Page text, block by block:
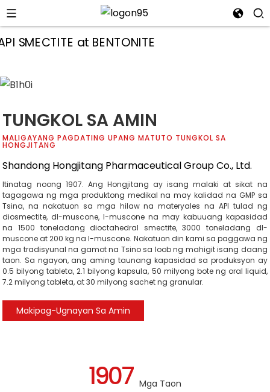
TUNGKOL SA AMIN
MALIGAYANG PAGDATING UPANG MATUTO TUNGKOL SA
HONGJITANG
Shandong Hongjitang Pharmaceutical Group Co., Ltd.
Itinatag noong 1907. Ang Hongjitang ay isang malaki at sikat na
tagagawa ng mga produktong medikal na may kalidad na GMP sa
Tsina, na nakatuon sa mga hilaw na materyales na API tulad ng
diosmectite, dl-muscone, l-muscone na may kabuuang kapasidad
na 1500 toneladang dioctahedral smectite, 3000 toneladang dl-
muscone at 200 kg na l-muscone. Nakatuon din kami sa paggawa ng
mga tradisyunal na gamot na Tsino sa loob ng mahigit isang daang
taon. Sa ngayon, ang aming taunang kapasidad sa produksyon ay
0.5 bilyong tableta, 2.1 bilyong kapsula, 50 milyong bote ng oral liquid,
7.2 milyong tableta, at 30 milyong sachet ng granular.
Makipag-Ugnayan Sa Amin
1907 Mga Taon